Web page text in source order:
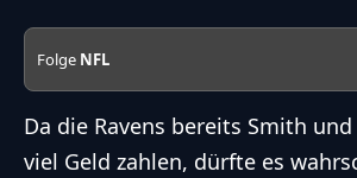
Folge NFL
Da die Ravens bereits Smith und
viel Geld zahlen, dürfte es